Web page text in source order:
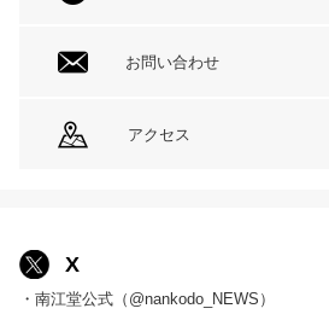
お問い合わせ
アクセス
X
・南江堂公式（@nankodo_NEWS）